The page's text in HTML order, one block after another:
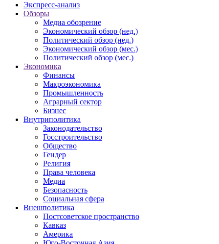
Экспресс-анализ
Обзоры
Медиа обозрение
Экономический обзор (нед.)
Политический обзор (нед.)
Экономический обзор (мес.)
Политический обзор (мес.)
Экономика
Финансы
Макроэкономика
Промышленность
Аграрный сектор
Бизнес
Внутриполитика
Законодательство
Госстроительство
Общество
Гендер
Религия
Права человека
Медиа
Безопасность
Социальная сфера
Внешполитика
Постсоветское пространство
Кавказ
Америка